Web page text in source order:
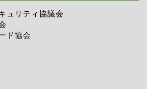
ュリティ協議会
ド協会